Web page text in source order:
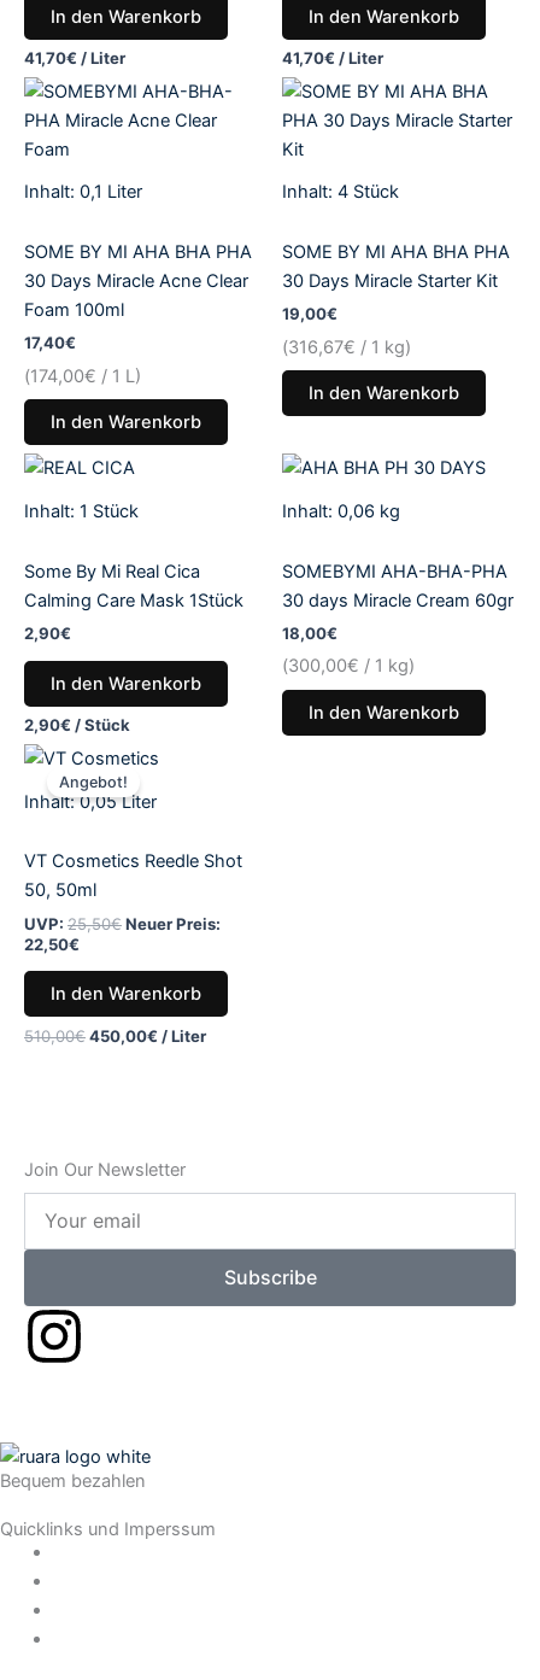
In den Warenkorb
41,70€ /Liter
In den Warenkorb
41,70€ /Liter
Inhalt: 0,1 Liter
SOME BY MI AHA BHA PHA
30 Days Miracle Acne Clear
Foam 100ml
17,40€
(174,00€ / 1 L)
In den Warenkorb
Inhalt: 4 Stück
SOME BY MI AHA BHA PHA
30 Days Miracle Starter Kit
19,00€
(316,67€ / 1 kg)
In den Warenkorb
Inhalt: 1 Stück
Some By Mi Real Cica
Calming Care Mask 1Stück
2,90€
In den Warenkorb
2,90€ /Stück
Inhalt: 0,06 kg
SOMEBYMI AHA-BHA-PHA
30 days Miracle Cream 60gr
18,00€
(300,00€ / 1 kg)
In den Warenkorb
Inhalt: 0,05Liter
Angebot!
VT Cosmetics Reedle Shot
50, 50ml
UVP: 25,50€
Ursprünglicher
Preis
war:
25,50€
Neuer Preis:
22,50€
Aktueller
Preis
ist:
22,50€.
In den Warenkorb
510,00€450,00€ /Liter
Join Our Newsletter
email
Subscribe
I
s
t
Bequem bezahlen
Quicklinks und Imperssum